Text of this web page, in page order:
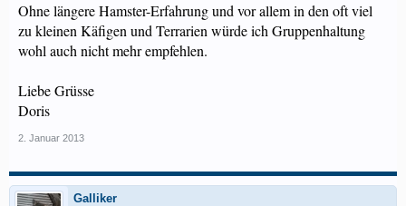
Ohne längere Hamster-Erfahrung und vor allem in den oft viel
zu kleinen Käfigen und Terrarien würde ich Gruppenhaltung
wohl auch nicht mehr empfehlen.
Liebe Grüsse
Doris
2. Januar 2013
Galliker